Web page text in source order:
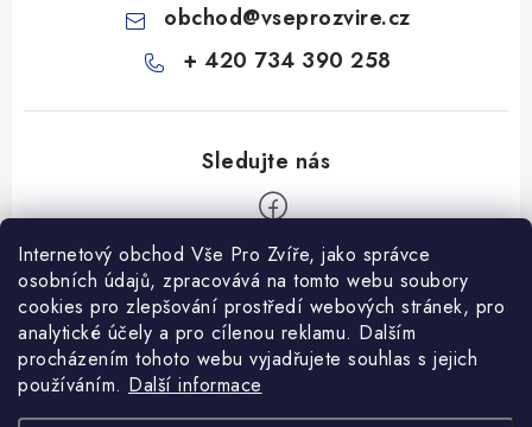
Internetový obchod Vše Pro Zvíře, jako správce
osobních údajů, zpracovává na tomto webu soubory
cookies pro zlepšování prostředí webových stránek, pro
analytické účely a pro cílenou reklamu. Dalším
procházením tohoto webu vyjadřujete souhlas s jejich
používáním. Další informace
obchod@vseprozvire.cz
+ 420 734 390 258
Informace pro Vás
Ceník dopravy
Kontakty